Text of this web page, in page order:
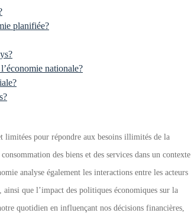
planifiée?
nationale?
limitées pour répondre aux besoins illimités de la
des biens et des services dans un contexte
analyse également les interactions entre les acteurs
que l’impact des politiques économiques sur la
quotidien en influençant nos décisions financières,